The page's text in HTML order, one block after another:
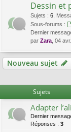
Dessin et
Sujets : 6
Sous-forums :
Dernier
par Zara , 04
Nouveau sujet
Sujets
Adapter
Dernier
Réponses : 3